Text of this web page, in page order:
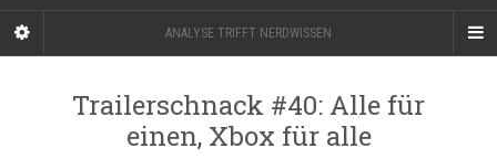
ANALYSE TRIFFT NERDWISSEN
Trailerschnack #40: Alle für
einen, Xbox für alle